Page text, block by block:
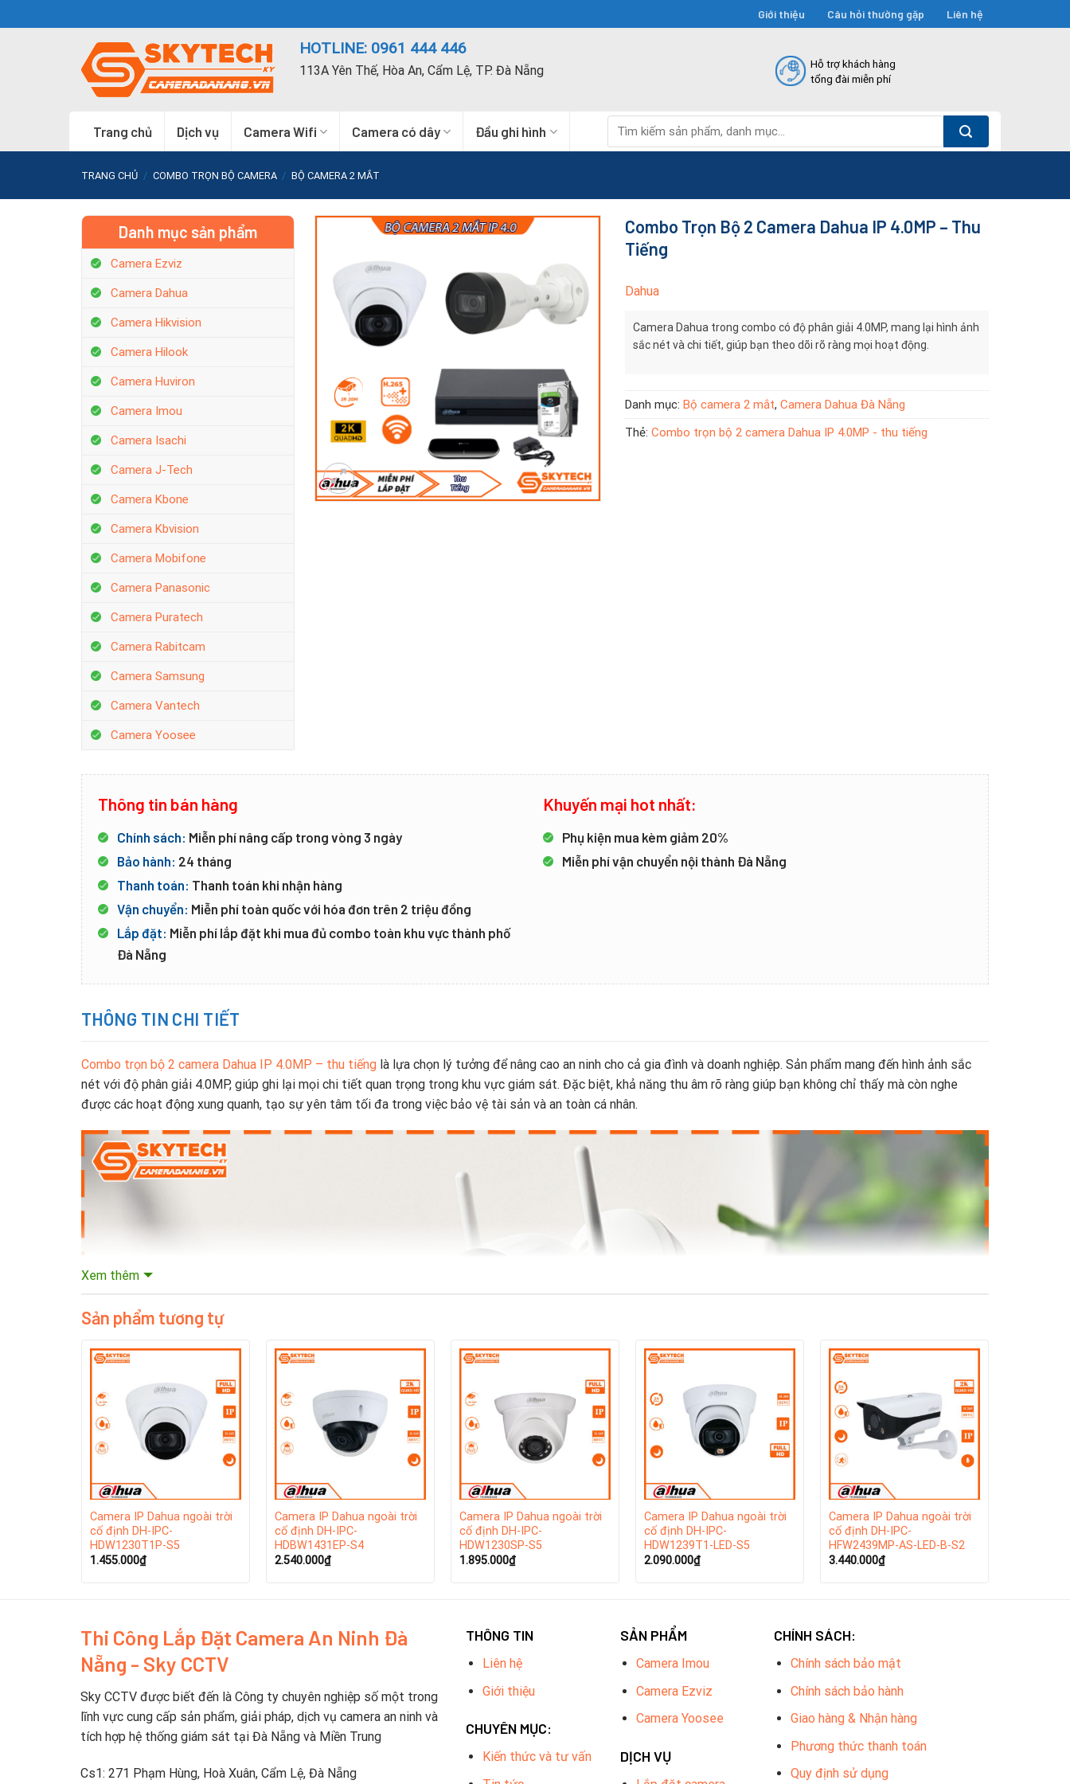
to
Giới thiệu Câu hỏi thường gặp Liên hệ
HOTLINE: 0961 444 446
113A Yên Thế, Hòa An, Cẩm Lệ, TP. Đà Nẵng
Hỗ trợ khách hàng
tổng đài miễn phí
Trang chủ Dịch vụ Camera Wifi Camera có dây Đầu ghi hình
kiếm:
TRANG CHỦ / COMBO TRỌN BỘ CAMERA / BỘ CAMERA 2 MẮT
Combo Trọn Bộ 2 Camera Dahua IP 4.0MP – Thu
Tiếng
Dahua
Camera Dahua trong combo có độ phân giải 4.0MP, mang lại hình ảnh
sắc nét và chi tiết, giúp bạn theo dõi rõ ràng mọi hoạt động.
Danh mục: Bộ camera 2 mắt, Camera Dahua Đà Nẵng
Thẻ: Combo trọn bộ 2 camera Dahua IP 4.0MP - thu tiếng
Danh mục sản phẩm
Camera Ezviz
Camera Dahua
Camera Hikvision
Camera Hilook
Camera Huviron
Camera Imou
Camera Isachi
Camera J-Tech
Camera Kbone
Camera Kbvision
Camera Mobifone
Camera Panasonic
Camera Puratech
Camera Rabitcam
Camera Samsung
Camera Vantech
Camera Yoosee
Thông tin bán hàng
Chính sách: Miễn phí nâng cấp trong vòng 3 ngày
Bảo hành: 24 tháng
Thanh toán: Thanh toán khi nhận hàng
Vận chuyển: Miễn phí toàn quốc với hóa đơn trên 2 triệu đồng
Lắp đặt: Miễn phí lắp đặt khi mua đủ combo toàn khu vực thành phố
Đà Nẵng
Khuyến mại hot nhất:
Phụ kiện mua kèm giảm 20%
Miễn phí vận chuyển nội thành Đà Nẵng
THÔNG TIN CHI TIẾT
Combo trọn bộ 2 camera Dahua IP 4.0MP – thu tiếng là lựa chọn lý tưởng để nâng cao an ninh cho cả gia đình và doanh nghiệp. Sản phẩm mang đến hình ảnh sắc
nét với độ phân giải 4.0MP, giúp ghi lại mọi chi tiết quan trọng trong khu vực giám sát. Đặc biệt, khả năng thu âm rõ ràng giúp bạn không chỉ thấy mà còn nghe
được các hoạt động xung quanh, tạo sự yên tâm tối đa trong việc bảo vệ tài sản và an toàn cá nhân.
Giới Thiệu Thương Hiệu Dahua
Dahua Technology là một trong những thương hiệu hàng đầu thế giới trong lĩnh vực thiết bị giám sát an ninh, được thành lập vào năm 2001 tại Trung Quốc. Trụ sở
chính của công ty đặt tại thành phố An Huy. Dahua chuyên cung cấp các giải pháp an ninh tích hợp, bao gồm camera IP, đầu ghi hình, hệ thống quản lý video và nhiều
sản phẩm khác, trong đó có các dòng sản phẩm vàCamera Dahua Đà Nẵng là một trong những nhà phân phối an toàn ở Đà Nẵng.
Với hơn 20 năm kinh nghiệm trong ngành, Dahua đã phát triển mạnh mẽ và mở rộng ra thị trường quốc tế, phục vụ cho nhiều lĩnh vực từ hộ gia đình đến các doanh
Xem thêm
Sản phẩm tương tự
Camera IP Dahua ngoài trời
cố định DH-IPC-
HDW1230T1P-S5
1.455.000₫
Camera IP Dahua ngoài trời
cố định DH-IPC-
HDBW1431EP-S4
2.540.000₫
Camera IP Dahua ngoài trời
cố định DH-IPC-
HDW1230SP-S5
1.895.000₫
Camera IP Dahua ngoài trời
cố định DH-IPC-
HDW1239T1-LED-S5
2.090.000₫
Camera IP Dahua ngoài trời
cố định DH-IPC-
HFW2439MP-AS-LED-B-S2
3.440.000₫
Thi Công Lắp Đặt Camera An Ninh Đà
Nẵng - Sky CCTV
Sky CCTV được biết đến là Công ty chuyên nghiệp số một trong
lĩnh vực cung cấp sản phẩm, giải pháp, dịch vụ camera an ninh và
tích hợp hệ thống giám sát tại Đà Nẵng và Miền Trung
Cs1: 271 Phạm Hùng, Hoà Xuân, Cẩm Lệ, Đà Nẵng
THÔNG TIN
Liên hệ
Giới thiệu
CHUYÊN MỤC:
Kiến thức và tư vấn
SẢN PHẨM
Camera Imou
Camera Ezviz
Camera Yoosee
DỊCH VỤ
CHÍNH SÁCH:
Chính sách bảo mật
Chính sách bảo hành
Giao hàng & Nhận hàng
Phương thức thanh toán
Quy định sử dụng